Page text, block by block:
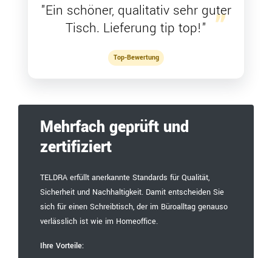
"Ein schöner, qualitativ sehr guter
Tisch. Lieferung tip top!"
Top-Bewertung
Mehrfach geprüft und
zertifiziert
TELDRA erfüllt anerkannte Standards für Qualität,
Sicherheit und Nachhaltigkeit. Damit entscheiden Sie
sich für einen Schreibtisch, der im Büroalltag genauso
verlässlich ist wie im Homeoffice.
Ihre Vorteile: